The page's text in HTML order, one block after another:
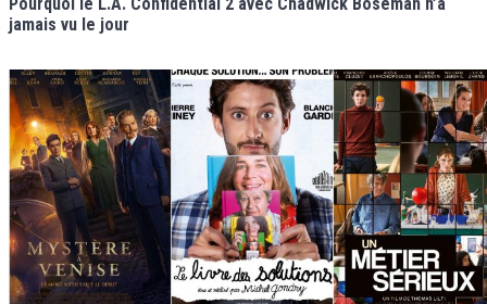
Pourquoi le L.A. Confidential 2 avec Chadwick Boseman n’a
jamais vu le jour